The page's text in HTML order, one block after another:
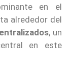
en el
alrededor del
, un
en este